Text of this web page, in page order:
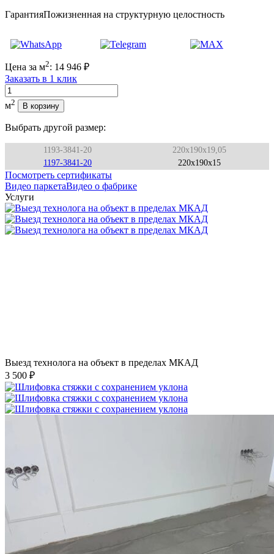
ГарантияПожизненная на структурную целостность
Цена за м2: 14 946 ₽
Заказать в 1 клик
Количество
м2 В корзину
Выбрать другой размер:
1193-3841-20
220x190x19,05
1197-3841-20
220x190x15
Посмотреть сертификаты
Видео паркетаВидео о фабрике
Услуги
Выезд технолога на объект в пределах МКАД
3 500 ₽
Шлифовка стяжки с сохранением уклона